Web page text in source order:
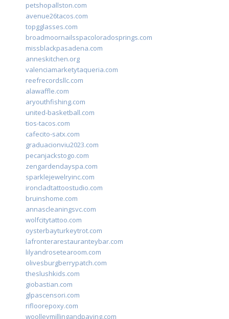
petshopallston.com
avenue26tacos.com
topgglasses.com
broadmoornailsspacoloradosprings.com
missblackpasadena.com
anneskitchen.org
valenciamarketytaqueria.com
reefrecordsllc.com
alawaffle.com
aryouthfishing.com
united-basketball.com
tios-tacos.com
cafecito-satx.com
graduacionviu2023.com
pecanjackstogo.com
zengardendayspa.com
sparklejewelryinc.com
ironcladtattoostudio.com
bruinshome.com
annascleaningsvc.com
wolfcitytattoo.com
oysterbayturkeytrot.com
lafronterarestauranteybar.com
lilyandrosetearoom.com
olivesburgberrypatch.com
theslushkids.com
giobastian.com
glpascensori.com
rifloorepoxy.com
woolleymillingandpaving.com